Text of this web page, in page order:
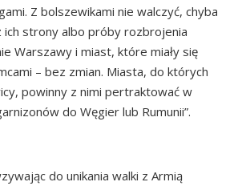
Z bolszewikami nie walczyć, chyba
ich strony albo próby rozbrojenia
Warszawy i miast, które miały się
– bez zmian. Miasta, do których
powinny z nimi pertraktować w
do Węgier lub Rumunii”.
do unikania walki z Armią